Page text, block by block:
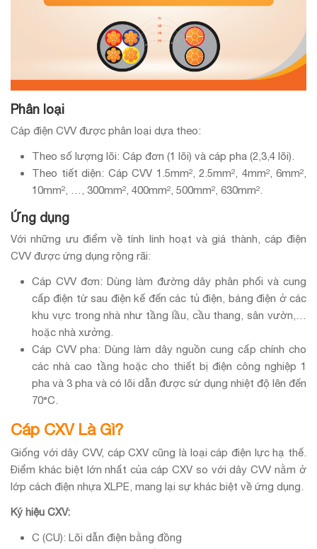
Phân loại
Cáp điện CVV được phân loại dựa theo:
Theo số lượng lõi: Cáp đơn (1 lõi) và cáp pha (2,3,4 lõi).
Theo tiết diện: Cáp CVV 1.5mm², 2.5mm², 4mm², 6mm²,
10mm², …, 300mm², 400mm², 500mm², 630mm².
Ứng dụng
Với những ưu điểm về tính linh hoạt và giá thành, cáp điện
CVV được ứng dụng rộng rãi:
Cáp CVV đơn: Dùng làm đường dây phân phối và cung
cấp điện từ sau điện kế đến các tủ điện, bảng điện ở các
khu vực trong nhà như tầng lầu, cầu thang, sân vườn,…
hoặc nhà xưởng.
Cáp CVV pha: Dùng làm dây nguồn cung cấp chính cho
các nhà cao tầng hoặc cho thiết bị điện công nghiệp 1
pha và 3 pha và có lõi dẫn được sử dụng nhiệt độ lên đến
70°C.
Cáp CXV Là Gì?
Giống với dây CVV, cáp CXV cũng là loại cáp điện lực hạ thế.
Điểm khác biệt lớn nhất của cáp CXV so với dây CVV nằm ở
lớp cách điện nhựa XLPE, mang lại sự khác biệt về ứng dụng.
Ký hiệu CXV:
C (CU): Lõi dẫn điện bằng đồng